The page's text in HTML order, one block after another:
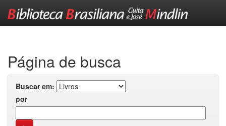
Página de busca
Buscar em:
por